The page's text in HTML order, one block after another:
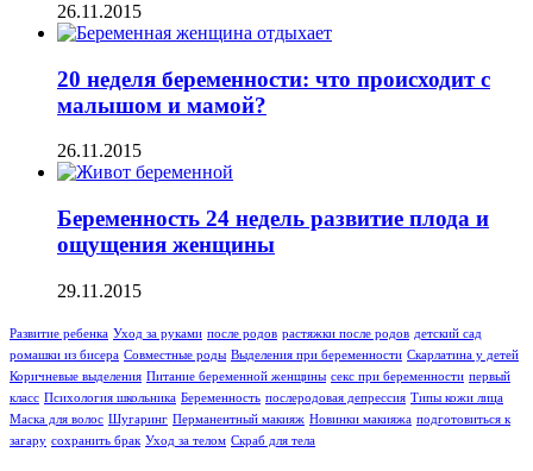
26.11.2015
20 неделя беременности: что происходит с
малышом и мамой?
26.11.2015
Беременность 24 недель развитие плода и
ощущения женщины
29.11.2015
Развитие ребенка Уход за руками после родов растяжки после родов детский сад
ромашки из бисера Совместные роды Выделения при беременности Скарлатина у детей
Коричневые выделения Питание беременной женщины секс при беременности первый
класс Психология школьника Беременность послеродовая депрессия Типы кожи лица
Маска для волос Шугаринг Перманентный макияж Новинки макияжа подготовиться к
загару сохранить брак Уход за телом Скраб для тела